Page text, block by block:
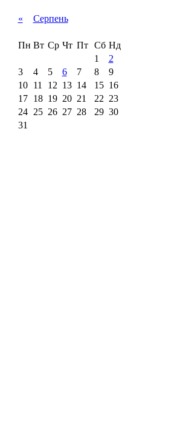
« Серпень
Пн Вт Ср Чт Пт Сб Нд
1
2
3
4 5 6 7 8
9
10
11 12 13 14 15 16
17
18 19 20 21 22 23
24
25 26 27 28 29 30
31